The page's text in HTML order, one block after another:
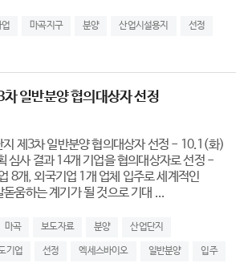
마곡지구 분양 산업시설용지 선정
일반분양 협의대상자 선정
지 제3차 일반분양 협의대상자 선정 - 10.1(화)
심사 결과 14개 기업을 협의대상자로 선정 -
8개, 외국기업 1개 업체 입주로 세계적인
움하는 계기가 될 것으로 기대 ...
마곡 보도자료 분양 산업단지
기업 선정 엑세스바이오 일반분양 입주